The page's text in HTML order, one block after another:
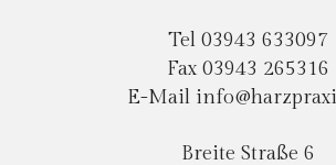
Tel 03943 633097
Fax 03943 265316
E-Mail
Breite Straße 6